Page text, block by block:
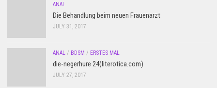
ANAL
Die Behandlung beim neuen Frauenarzt
JULY 31, 2017
ANAL / BDSM / ERSTES MAL
die-negerhure 24(literotica.com)
JULY 27, 2017